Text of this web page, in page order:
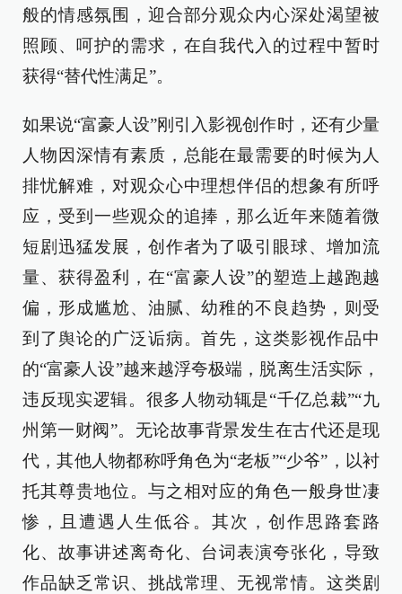
般的情感氛围，迎合部分观众内心深处渴望被
照顾、呵护的需求，在自我代入的过程中暂时
获得“替代性满足”。
如果说“富豪人设”刚引入影视创作时，还有少量
人物因深情有素质，总能在最需要的时候为人
排忧解难，对观众心中理想伴侣的想象有所呼
应，受到一些观众的追捧，那么近年来随着微
短剧迅猛发展，创作者为了吸引眼球、增加流
量、获得盈利，在“富豪人设”的塑造上越跑越
偏，形成尴尬、油腻、幼稚的不良趋势，则受
到了舆论的广泛诟病。首先，这类影视作品中
的“富豪人设”越来越浮夸极端，脱离生活实际，
违反现实逻辑。很多人物动辄是“千亿总裁”“九
州第一财阀”。无论故事背景发生在古代还是现
代，其他人物都称呼角色为“老板”“少爷”，以衬
托其尊贵地位。与之相对应的角色一般身世凄
惨，且遭遇人生低谷。其次，创作思路套路
化、故事讲述离奇化、台词表演夸张化，导致
作品缺乏常识、挑战常理、无视常情。这类剧